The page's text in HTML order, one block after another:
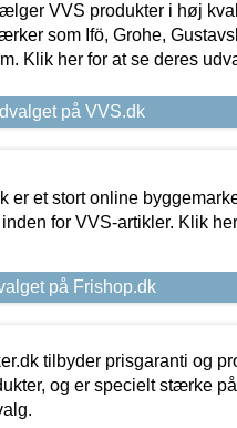
VVS produkter i høj
som Ifö, Grohe,
Klik her for at se deres
på VVS.dk
er et stort online
for VVS-artikler. Klik
på Frishop.dk
tilbyder prisgaranti og
og er specielt stærke